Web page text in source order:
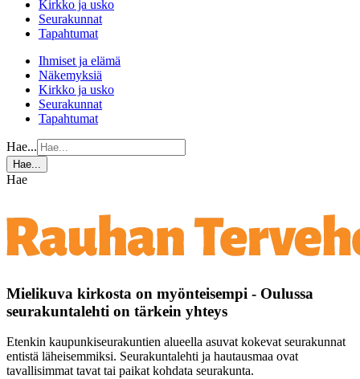
Kirkko ja usko
Seurakunnat
Tapahtumat
Ihmiset ja elämä
Näkemyksiä
Kirkko ja usko
Seurakunnat
Tapahtumat
Hae...
Hae...
Hae
Mielikuva kirkosta on myönteisempi - Oulussa
seurakuntalehti on tärkein yhteys
Etenkin kaupunkiseurakuntien alueella asuvat kokevat seurakunnat
entistä läheisemmiksi. Seurakuntalehti ja hautausmaa ovat
tavallisimmat tavat tai paikat kohdata seurakunta.